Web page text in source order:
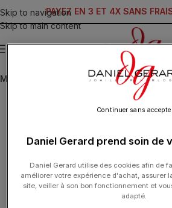
Skip to navigation
Skip to main content
PAYEZ EN 3 ET 4X SANS
MENU
MATIÈRE
Daniel Gerard prend soin de
Daniel Gerard utilise des cookies afin de
améliorer votre expérience d'achat, assurer
site, veiller à son bon fonctionnement et
adapté.
Continuer sans